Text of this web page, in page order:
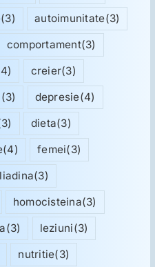
(3) autoimunitate(3)
comportament(3)
creier(3)
(3) depresie(4)
dieta(3)
(4) femei(3)
(3)
homocisteina(3)
(3) leziuni(3)
nutritie(3)